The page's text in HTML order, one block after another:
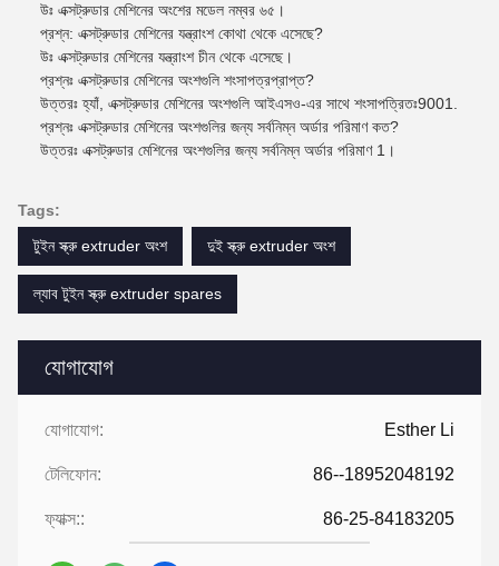
যোগাযোগ
যোগাযোগ: Esther Li
টেলিফোন: 86--18952048192
ফ্যাক্স:: 86-25-84183205
উঃ এক্সট্রুডার মেশিনের অংশের মডেল নম্বর ৬৫।
প্রশ্ন: এক্সট্রুডার মেশিনের যন্ত্রাংশ কোথা থেকে এসেছে?
উঃ এক্সট্রুডার মেশিনের যন্ত্রাংশ চীন থেকে এসেছে।
প্রশ্নঃ এক্সট্রুডার মেশিনের অংশগুলি শংসাপত্রপ্রাপ্ত?
উত্তরঃ হ্যাঁ, এক্সট্রুডার মেশিনের অংশগুলি আইএসও-এর সাথে শংসাপত্রিতঃ9001.
প্রশ্নঃ এক্সট্রুডার মেশিনের অংশগুলির জন্য সর্বনিম্ন অর্ডার পরিমাণ কত?
উত্তরঃ এক্সট্রুডার মেশিনের অংশগুলির জন্য সর্বনিম্ন অর্ডার পরিমাণ 1।
Tags:
টুইন স্ক্রু extruder অংশ
দুই স্ক্রু extruder অংশ
ল্যাব টুইন স্ক্রু extruder spares